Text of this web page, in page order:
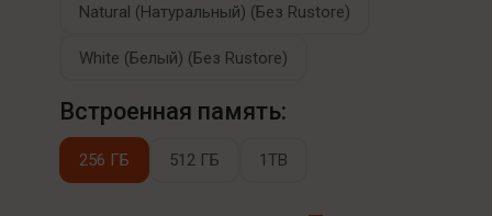
Natural (Натуральный) (Без Rustore)
White (Белый) (Без Rustore)
Встроенная память:
256 ГБ 512 ГБ 1TB